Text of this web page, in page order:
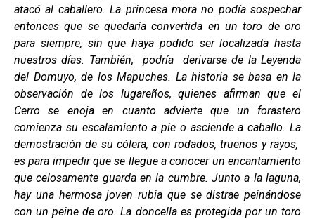
atacó al caballero. La princesa mora no podía sospechar
entonces que se quedaría convertida en un toro de oro
para siempre, sin que haya podido ser localizada hasta
nuestros días. También, podría derivarse de la Leyenda
del Domuyo, de los Mapuches. La historia se basa en la
observación de los lugareños, quienes afirman que el
Cerro se enoja en cuanto advierte que un forastero
comienza su escalamiento a pie o asciende a caballo. La
demostración de su cólera, con rodados, truenos y rayos,
es para impedir que se llegue a conocer un encantamiento
que celosamente guarda en la cumbre. Junto a la laguna,
hay una hermosa joven rubia que se distrae peinándose
con un peine de oro. La doncella es protegida por un toro